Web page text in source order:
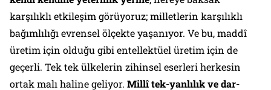
karşılıklı etkileşim görüyoruz; milletlerin karşılıklı
bağımlılığı evrensel ölçekte yaşanıyor. Ve bu, maddî
üretim için olduğu gibi entellektüel üretim için de
geçerli. Tek tek ülkelerin zihinsel eserleri herkesin
ortak malı haline geliyor. Millî tek-yanlılık ve dar-